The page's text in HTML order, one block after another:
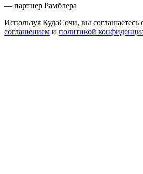
— партнер Рамблера
Используя КудаСочи, вы соглашаетесь
соглашением и политикой